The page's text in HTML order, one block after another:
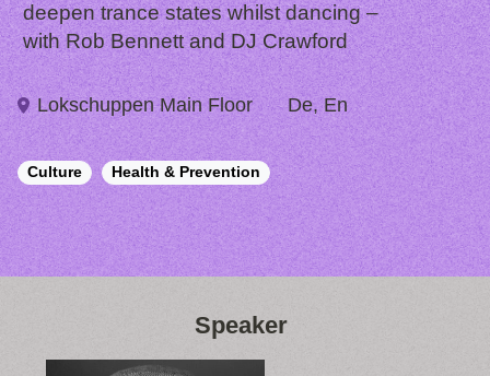
deepen trance states whilst dancing –
with Rob Bennett and DJ Crawford
Lokschuppen Main Floor De, En
Culture Health & Prevention
Speaker